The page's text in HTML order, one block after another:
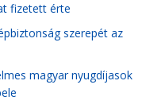
fizetett érte
szerepét az
magyar nyugdíjasok